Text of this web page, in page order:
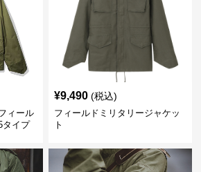
ィール
タイプ
¥9,490 (税込)
フィールドミリタリージャケッ
ト